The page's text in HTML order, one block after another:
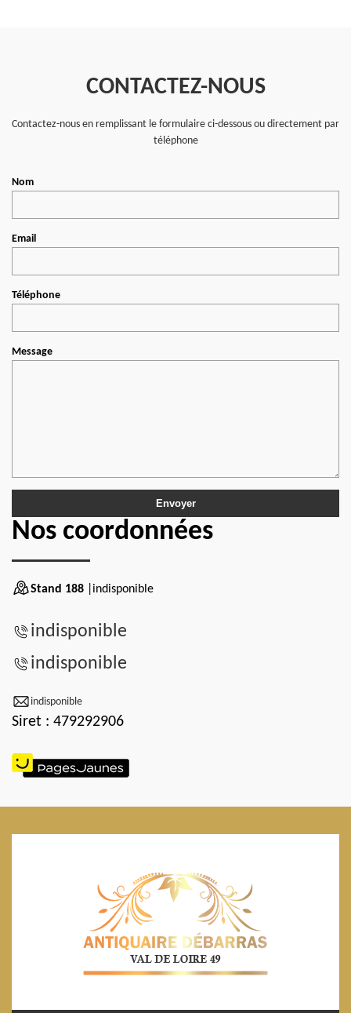
CONTACTEZ-NOUS
Contactez-nous en remplissant le formulaire ci-dessous ou directement par
téléphone
Nom
Email
Téléphone
Message
Nos coordonnées
Stand 188 |indisponible
indisponible
indisponible
indisponible
Siret : 479292906